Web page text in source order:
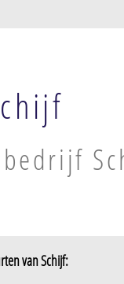
van Schijf: